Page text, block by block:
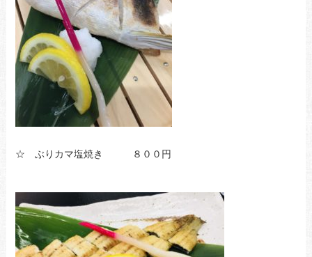
☆ ぶりカマ塩焼き ８００円